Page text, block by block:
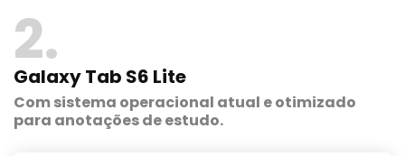
2
Galaxy Tab S6 Lite
Com sistema operacional atual e otimizado
para anotações de estudo.